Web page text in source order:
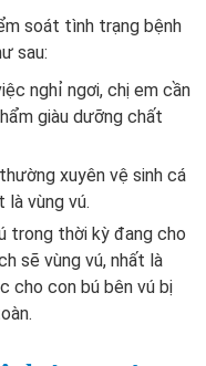
soát tình trạng bệnh
sau:
nghỉ ngơi, chị em cần
giàu dưỡng chất
xuyên vệ sinh cá
là vùng vú.
trong thời kỳ đang cho
sẽ vùng vú, nhất là
cho con bú bên vú bị